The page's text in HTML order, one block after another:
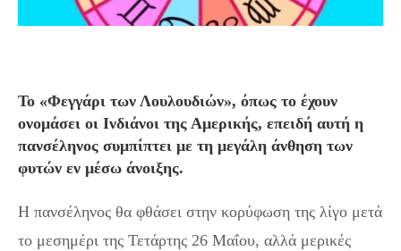
Το «Φεγγάρι των Λουλουδιών», όπως το έχουν
ονομάσει οι Ινδιάνοι της Αμερικής, επειδή αυτή η
πανσέληνος συμπίπτει με τη μεγάλη άνθηση των
φυτών εν μέσω άνοιξης.
Η πανσέληνος θα φθάσει στην κορύφωση της λίγο μετά
το μεσημέρι της Τετάρτης 26 Μαΐου, αλλά μερικές